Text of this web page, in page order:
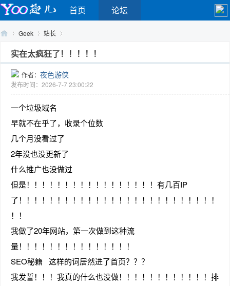
首页 论坛
Geek
›
站长
›
实在太疯狂了！！！！！
作者： 夜色游侠
发布时间：2026-7-7 23:00:22
一个垃圾域名
早就不在乎了，收录个位数
几个月没看过了
2年没也没更新了
什么推广也没做过
但是！！！！！！！！！！！！！！！！！有几百IP
了！！！！！！！！！！！！！！！！！！！！！！！！！！
！！
我做了20年网站，第一次做到这种流
量！！！！！！！！！！！！！！！
SEO秘籍 这样的词居然进了首页？？？
我发誓！！！我真的什么也没做！！！！！！！！！！！！排